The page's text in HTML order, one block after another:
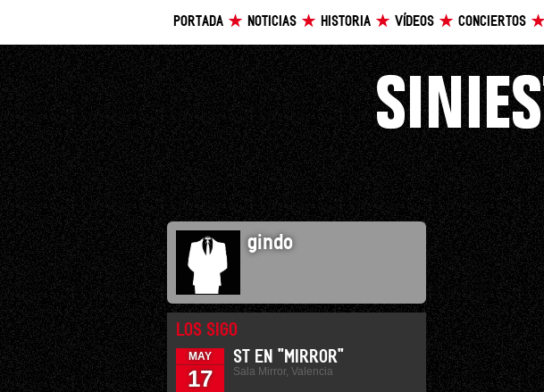
PORTADA NOTICIAS HISTORIA VÍDEOS CONCIERTOS
gindo
LOS SIGO
MAY
17
ST EN "MIRROR"
Sala Mirror, Valencia